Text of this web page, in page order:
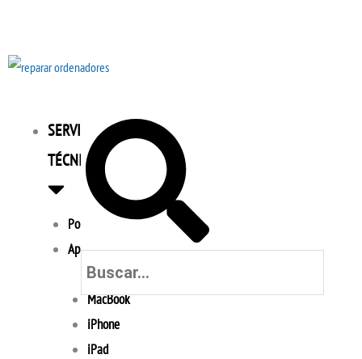
contenido
SERVICIO
TÉCNICO
Portátiles
Apple
MacBook
iPhone
iPad
Buscar
Buscar